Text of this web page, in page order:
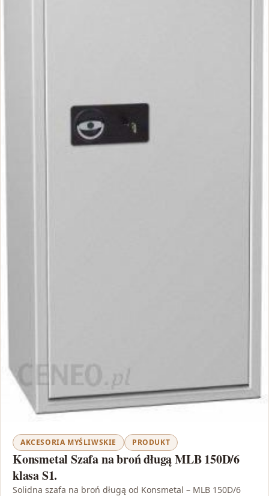
AKCESORIA MYŚLIWSKIE PRODUKT
Konsmetal Szafa na broń długą MLB 150D/6
klasa S1.
Solidna szafa na broń długą od Konsmetal – MLB 150D/6